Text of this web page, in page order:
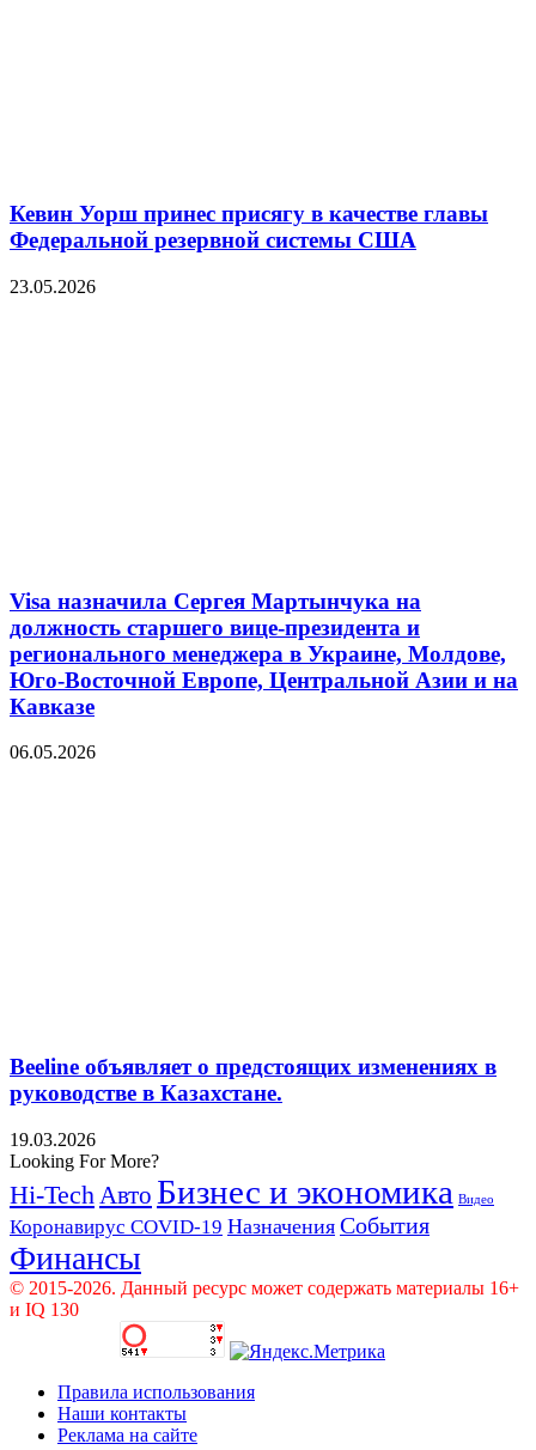
Кевин Уорш принес присягу в качестве главы
Федеральной резервной системы США
23.05.2026
Visa назначила Сергея Мартынчука на
должность старшего вице-президента и
регионального менеджера в Украине, Молдове,
Юго-Восточной Европе, Центральной Азии и на
Кавказе
06.05.2026
Beeline объявляет о предстоящих изменениях в
руководстве в Казахстане.
19.03.2026
Looking For More?
Hi-Tech Авто Бизнес и экономика Видео
Коронавирус COVID-19 Назначения События
Финансы
© 2015-2026. Данный ресурс может содержать материалы 16+
и IQ 130
Правила использования
Наши контакты
Реклама на сайте